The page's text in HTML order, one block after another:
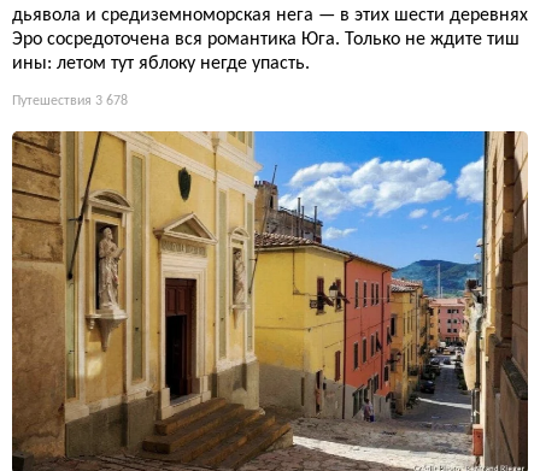
дьявола и средиземноморская нега — в этих шести деревнях
Эро сосредоточена вся романтика Юга. Только не ждите тиш
ины: летом тут яблоку негде упасть.
Путешествия 3 678